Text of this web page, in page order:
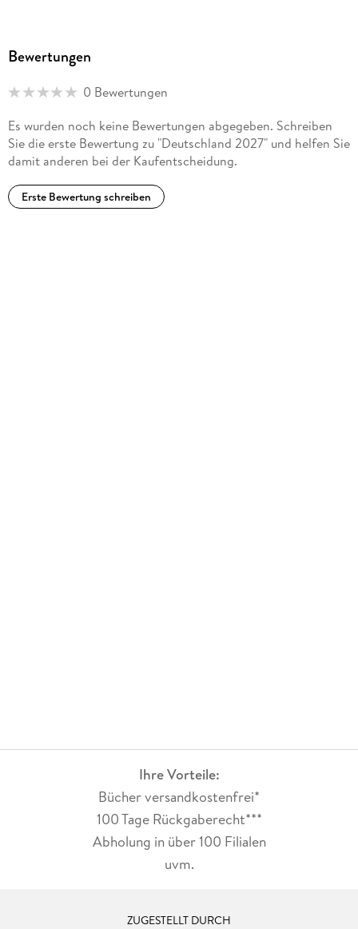
Bewertungen
0 Bewertungen
Es wurden noch keine Bewertungen abgegeben. Schreiben
Sie die erste Bewertung zu "Deutschland 2027" und helfen Sie
damit anderen bei der Kaufentscheidung.
Erste Bewertung schreiben
Ihre Vorteile:
Bücher versandkostenfrei*
100 Tage Rückgaberecht***
Abholung in über 100 Filialen
uvm.
ZUGESTELLT DURCH